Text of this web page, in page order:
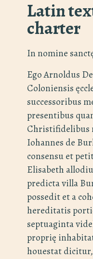
Latin
charter
In nomine
Ego Arnoldus
Coloniensis
successoribus
presentibus
Christifidelibus
Iohannes de
consensu et
Elisabeth
predicta villa
possedit et a
hereditatis
septuaginta
proprię
houestat